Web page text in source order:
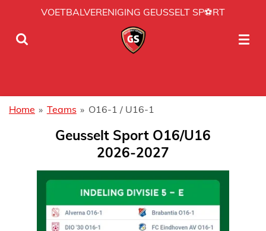
naar
VOETBALVERENIGING GEUSSELT SP⚽RT
Home » Teams » O16-1 / U16-1
Geusselt Sport O16/U16
2026-2027